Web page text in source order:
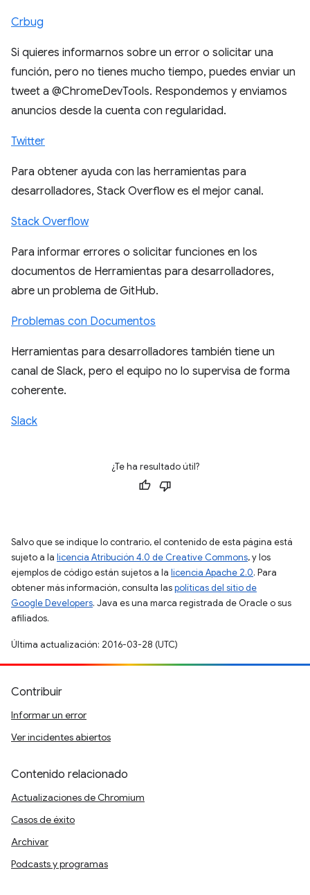
Crbug
Si quieres informarnos sobre un error o solicitar una
función, pero no tienes mucho tiempo, puedes enviar un
tweet a @ChromeDevTools. Respondemos y enviamos
anuncios desde la cuenta con regularidad.
Twitter
Para obtener ayuda con las herramientas para
desarrolladores, Stack Overflow es el mejor canal.
Stack Overflow
Para informar errores o solicitar funciones en los
documentos de Herramientas para desarrolladores,
abre un problema de GitHub.
Problemas con Documentos
Herramientas para desarrolladores también tiene un
canal de Slack, pero el equipo no lo supervisa de forma
coherente.
Slack
¿Te ha resultado útil?
Salvo que se indique lo contrario, el contenido de esta página está
sujeto a la licencia Atribución 4.0 de Creative Commons, y los
ejemplos de código están sujetos a la licencia Apache 2.0. Para
obtener más información, consulta laspolíticas del sitio de
Google Developers. Java es una marca registrada de Oracle o sus
afiliados.
Última actualización: 2016-03-28 (UTC)
Contribuir
Informar un error
Ver incidentes abiertos
Contenido relacionado
Actualizaciones de Chromium
Casos de éxito
Archivar
Podcasts y programas